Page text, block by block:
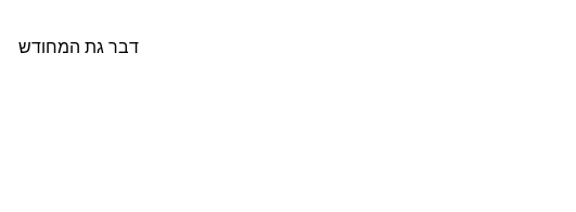
דבר גת המחודש